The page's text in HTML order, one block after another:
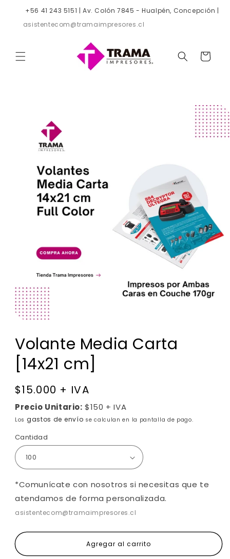
directamente
al contenido
+56 41 243 5151 | Av. Colón 7845 - Hualpén, Concepción |
asistentecom@tramaimpresores.cl
CARRITO
información
del producto
Volante Media Carta
[14x21 cm]
Precio
habitual
$15.000 + IVA
Precio Unitario: $150 + IVA
Los gastos de envío se calculan en la pantalla de pago.
Cantidad
*Comunícate con nosotros si necesitas que te
atendamos de forma personalizada.
asistentecom@tramaimpresores.cl
Agregar al carrito